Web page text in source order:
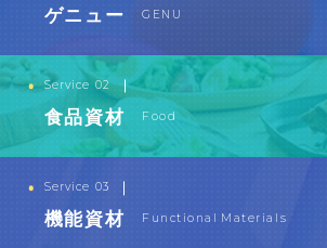
ゲニュー GENU
ゲニュー
Kelco社GENU製品の日本総代理店として
ます。用途に合わせて分析や技術的なサ
ます。
Service 02
食品資材 Food
食品資材
売。プロの立場から世界のいまを見つめ、
します。
Service 03
機能資材 Functional Materials
機能資材